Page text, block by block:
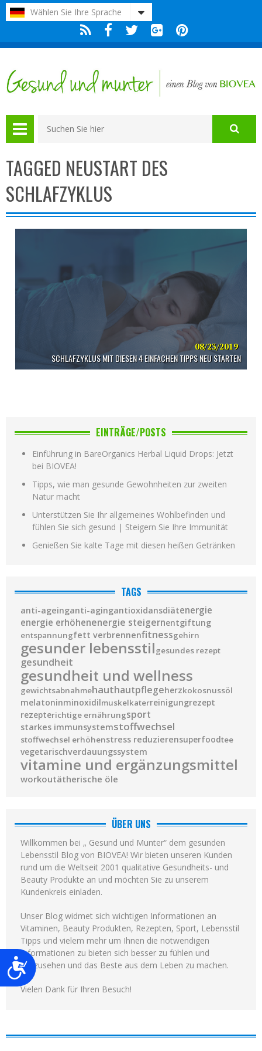
Bitte
beachten
Diese
enthält
ein
Barrierefreiheitssystem.
Barrierefreiheit
Wählen Sie Ihre Sprache
TAGGED NEUSTART DES
SCHLAFZYKLUS
08/23/2019
SCHLAFZYKLUS MIT DIESEN 4 EINFACHEN TIPPS NEU STARTEN
EINTRÄGE/POSTS
Einführung in BareOrganics Herbal Liquid Drops: Jetzt
bei BIOVEA!
Tipps, wie man gesunde Gewohnheiten zur zweiten
Natur macht
Unterstützen Sie Ihr allgemeines Wohlbefinden und
fühlen Sie sich gesund | Steigern Sie Ihre Immunität
Genießen Sie kalte Tage mit diesen heißen Getränken
TAGS
anti-ageinganti-agingantioxidansdiätenergie
energie erhöhenenergie steigernentgiftung
entspannungfett verbrennenfitnessgehirn
gesunder lebensstilgesundes rezept
gesundheit
gesundheit und wellness
gewichtsabnahmehauthautpflegeherzkokosnussöl
melatoninminoxidilmuskelkaterreinigungrezept
rezepterichtige ernährungsport
starkes immunsystemstoffwechsel
stoffwechsel erhöhenstress reduzierensuperfoodtee
vegetarischverdauungssystem
vitamine und ergänzungsmittel
workoutätherische öle
ÜBER UNS
Willkommen bei „ Gesund und Munter“ dem gesunden
Lebensstil Blog von BIOVEA! Wir bieten unseren Kunden
rund um die Weltseit 2001 qualitative Gesundheits- und
Beauty Produkte an und möchten Sie zu unserem
Kundenkreis einladen.
Unser Blog widmet sich wichtigen Informationen an
Vitaminen, Beauty Produkten, Rezepten, Sport, Lebensstil
Tipps und vielem mehr um Ihnen die notwendigen
Informationen zu bieten sich besser zu fühlen und
auszusehen und das Beste aus dem Leben zu machen.
Vielen Dank für Ihren Besuch!